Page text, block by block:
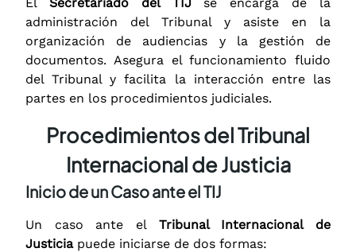
administración del Tribunal y asiste en la
organización de audiencias y la gestión de
documentos. Asegura el funcionamiento fluido
del Tribunal y facilita la interacción entre las
partes en los procedimientos judiciales.
Procedimientos del Tribunal
Internacional de Justicia
Inicio de un Caso ante el TIJ
Un caso ante el Tribunal Internacional de
Justiciapuede iniciarse de dos formas: